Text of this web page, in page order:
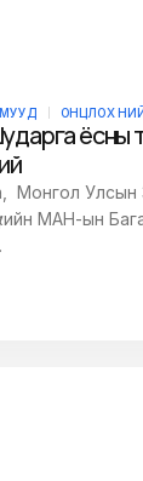
ОНЦЛОХ
Монгол Улсын
МАН-ын